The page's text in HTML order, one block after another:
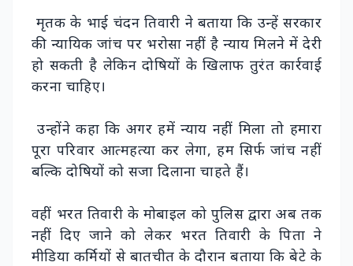
मृतक के भाई चंदन तिवारी ने बताया कि उन्हें सरकार
की न्यायिक जांच पर भरोसा नहीं है न्याय मिलने में देरी
हो सकती है लेकिन दोषियों के खिलाफ तुरंत कार्रवाई
करना चाहिए।
उन्होंने कहा कि अगर हमें न्याय नहीं मिला तो हमारा
पूरा परिवार आत्महत्या कर लेगा, हम सिर्फ जांच नहीं
बल्कि दोषियों को सजा दिलाना चाहते हैं।
वहीं भरत तिवारी के मोबाइल को पुलिस द्वारा अब तक
नहीं दिए जाने को लेकर भरत तिवारी के पिता ने
मीडिया कर्मियों से बातचीत के दौरान बताया कि बेटे के